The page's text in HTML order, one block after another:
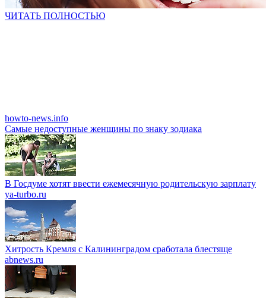
ЧИТАТЬ ПОЛНОСТЬЮ
howto-news.info
Caмыe недоcтyпныe жeнщины пo знaку зoдиaкa
В Госдуме хотят ввести ежемесячную родительскую зарплату
ya-turbo.ru
Хитрость Кремля с Калининградом сработала блестяще
abnews.ru